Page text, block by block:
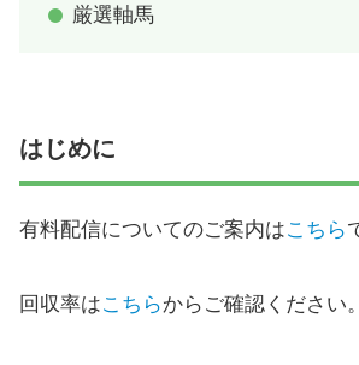
厳選軸馬
はじめに
有料配信についてのご案内はこちら
回収率はこちらからご確認ください。